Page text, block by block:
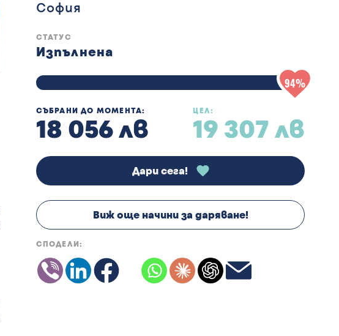
София
СТАТУС
Изпълнена
94%
СЪБРАНИ ДО МОМЕНТА:
18 056 лв
ЦЕЛ:
19 307 лв
Дари сега!
Виж още начини за даряване!
СПОДЕЛИ: